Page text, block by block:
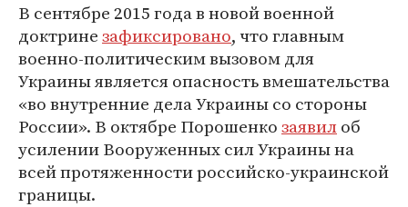
В сентябре 2015 года в новой военной
доктринезафиксировано, что главным
военно-политическим вызовом для
Украины является опасность вмешательства
«во внутренние дела Украины со стороны
России». В октябре Порошенкозаявилоб
усилении Вооруженных сил Украины на
всей протяженности российско-украинской
границы.